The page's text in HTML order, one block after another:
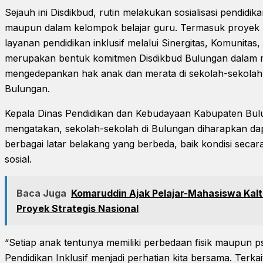
Sejauh ini Disdikbud, rutin melakukan sosialisasi
maupun dalam kelompok belajar guru. Termasuk
layanan pendidikan inklusif melalui Sinergitas,
merupakan bentuk komitmen Disdikbud Bulungan dalam
mengedepankan hak anak dan merata di sekolah-
Bulungan.
Kepala Dinas Pendidikan dan Kebudayaan Kabupaten
mengatakan, sekolah-sekolah di Bulungan diharapkan
berbagai latar belakang yang berbeda, baik kondisi
sosial.
Baca Juga Komaruddin Ajak Pelajar-Mahasiswa
Proyek Strategis Nasional
“Setiap anak tentunya memiliki perbedaan fisik maupun
Pendidikan Inklusif menjadi perhatian kita bersama.